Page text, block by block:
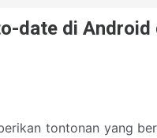
date di Android
tontonan yang